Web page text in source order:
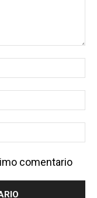
comentario